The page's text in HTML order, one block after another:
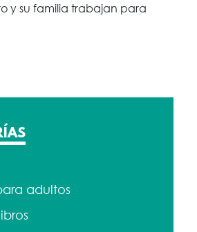
y su familia trabajan para
adultos